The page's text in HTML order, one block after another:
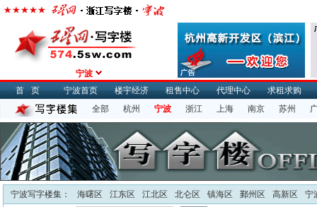
宁波
首页
宁波首页 楼宇经济 租售中心 代理中心
求租求购
全部
杭州 宁波 浙江 上海 南京 苏州
宁波写字楼集 ： 海曙区 江东区 江北区 北仑区 镇海区 鄞州区 高新区
宁